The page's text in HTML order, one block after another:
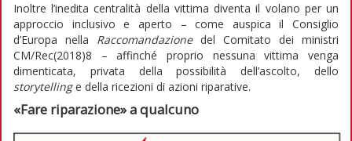
Inoltre l’inedita centralità della vittima diventa il volano per un
approccio inclusivo e aperto – come auspica il Consiglio
d’Europa nella Raccomandazionedel Comitato dei ministri
CM/Rec(2018)8 – affinché proprio nessuna vittima venga
dimenticata, privata della possibilità dell’ascolto, dello
storytellinge della ricezioni di azioni riparative.
«Fare riparazione» a qualcuno